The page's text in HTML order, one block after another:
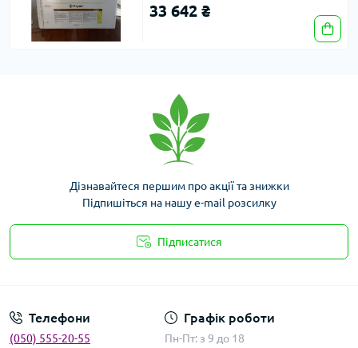
33 642 ₴
Дізнавайтеся першим про акції та знижки
Підпишіться на нашу e-mail розсилку
Підписатися
Телефони
(050) 555-20-55
Графік роботи
Пн-Пт: з 9 до 18